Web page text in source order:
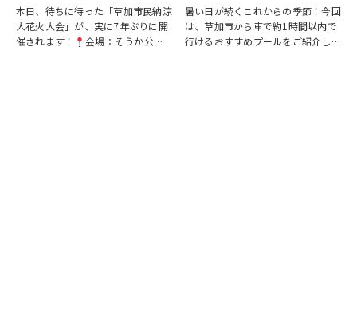
本日、待ちに待った「草加市民納涼
大花火大会」が、実に7年ぶりに開
催されます！
会場：そうか公園
暑い日が続くこれからの季節！今回
は、草加市から車で約1時間以内で
行けるおすすめプールをご紹介しま